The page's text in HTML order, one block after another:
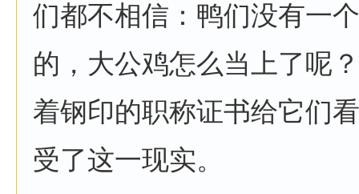
们都不相信：鸭们没有一
的，大公鸡怎么当上了呢
着钢印的职称证书给它们
受了这一现实。